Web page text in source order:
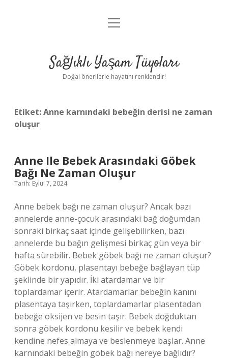
Anasayfa
Yasal Uyarı
menüyü
Sağlıklı Yaşam Tüyoları
Doğal önerilerle hayatını renklendir!
Etiket:Anne karnındaki bebeğin derisi ne zaman
oluşur
Anne Ile Bebek Arasındaki Göbek
Bağı Ne Zaman Oluşur
Tarih: Eylül 7, 2024
Anne bebek bağı ne zaman oluşur? Ancak bazı
annelerde anne-çocuk arasındaki bağ doğumdan
sonraki birkaç saat içinde gelişebilirken, bazı
annelerde bu bağın gelişmesi birkaç gün veya bir
hafta sürebilir. Bebek göbek bağı ne zaman oluşur?
Göbek kordonu, plasentayı bebeğe bağlayan tüp
şeklinde bir yapıdır. İki atardamar ve bir
toplardamar içerir. Atardamarlar bebeğin kanını
plasentaya taşırken, toplardamarlar plasentadan
bebeğe oksijen ve besin taşır. Bebek doğduktan
sonra göbek kordonu kesilir ve bebek kendi
kendine nefes almaya ve beslenmeye başlar. Anne
karnındaki bebeğin göbek bağı nereye bağlıdır?